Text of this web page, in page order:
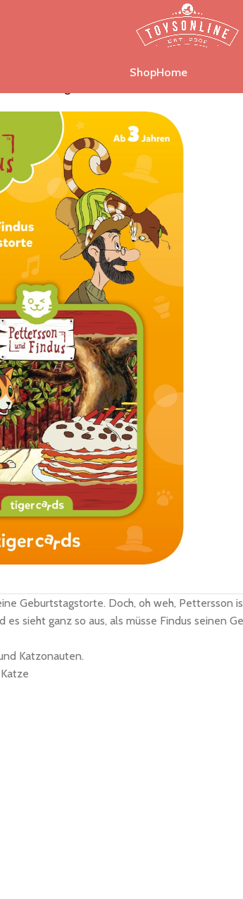
ShopHome
Geburtstagstorte. Doch, oh weh, Pettersson
es sieht ganz so aus, als müsse Findus seinen
Katzonauten.